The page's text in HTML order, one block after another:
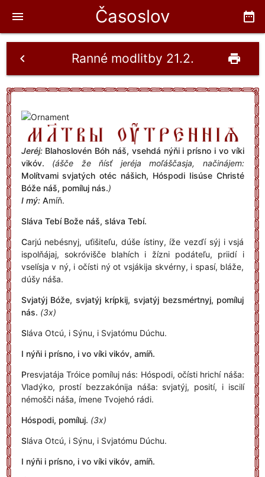
Časoslov date_range
menu
Ranné modlitby 21.2.
chevron_left print
Jeréj: Blahoslovén Bóh náš, vsehdá nýňi i prísno i vo víki
vikóv.
(ášče že ňísť jeréja moľáščasja, načinájem:
Molítvami svjatých otéc nášich, Hóspodi Iisúse Christé
Bóže náš, pomíluj nás.)
I mý: Amíň.
Sláva Tebí Bože náš, sláva Tebí.
Carjú nebésnyj, uťišiteľu, dúše ístiny, íže vezďí sýj i vsjá
ispolňájaj, sokróvišče blahích i žízni podáteľu, priidí i
vselísja v ný, i očísti ný ot vsjákija skvérny, i spasí, bláže,
dúšy náša.
Svjatýj Bóže, svjatýj krípkij, svjatýj bezsmértnyj, pomíluj
nás. (3x)
Sláva Otcú, i Sýnu, i Svjatómu Dúchu.
I nýňi i prísno, i vo víki vikóv, amíň.
Presvjatája Tróice pomíluj nás: Hóspodi, očísti hrichí náša:
Vladýko, prostí bezzakónija náša: svjatýj, posití, i iscilí
némošči náša, ímene Tvojehó rádi.
Hóspodi, pomíluj. (3x)
Sláva Otcú, i Sýnu, i Svjatómu Dúchu.
I nýňi i prísno, i vo víki vikóv, amíň.